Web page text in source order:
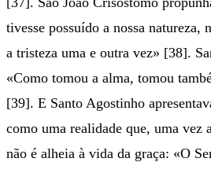
tivesse possuído a nossa natureza,
a tristeza uma e outra vez» [38].
«Como tomou a alma, tomou
[39]. E Santo Agostinho
como uma realidade que, uma vez
não é alheia à vida da graça: «O